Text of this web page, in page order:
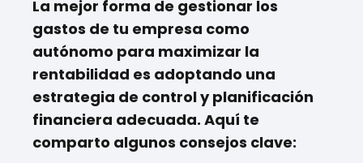
La mejor forma de gestionar los
gastos de tu empresa como
autónomo para maximizar la
rentabilidad es adoptando una
estrategia de control y planificación
financiera adecuada. Aquí te
comparto algunos consejos clave: